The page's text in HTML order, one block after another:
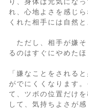
り、身体は元気にな
れ、心地よさを感じ
くれた相手には自然
ただし、相手が嫌そ
るのはすぐにやめた
「嫌なことをされる
がでにくくなります
て、ツボの位置だけ
して、気持ちよさが